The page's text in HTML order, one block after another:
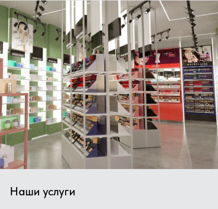
Наши услуги